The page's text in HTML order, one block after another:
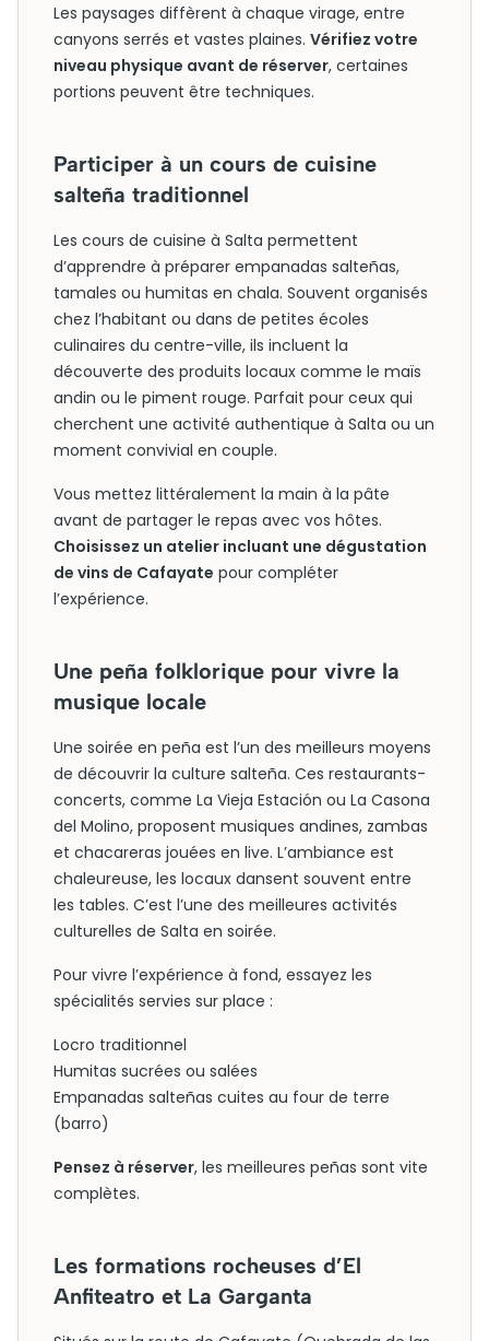
Les paysages diffèrent à chaque virage, entre
canyons serrés et vastes plaines. Vérifiez votre
niveau physique avant de réserver, certaines
portions peuvent être techniques.
Participer à un cours de cuisine
salteña traditionnel
Les cours de cuisine à Salta permettent
d’apprendre à préparer empanadas salteñas,
tamales ou humitas en chala. Souvent organisés
chez l’habitant ou dans de petites écoles
culinaires du centre-ville, ils incluent la
découverte des produits locaux comme le maïs
andin ou le piment rouge. Parfait pour ceux qui
cherchent une activité authentique à Salta ou un
moment convivial en couple.
Vous mettez littéralement la main à la pâte
avant de partager le repas avec vos hôtes.
Choisissez un atelier incluant une dégustation
de vins de Cafayate pour compléter
l’expérience.
Une peña folklorique pour vivre la
musique locale
Une soirée en peña est l’un des meilleurs moyens
de découvrir la culture salteña. Ces restaurants-
concerts, comme La Vieja Estación ou La Casona
del Molino, proposent musiques andines, zambas
et chacareras jouées en live. L’ambiance est
chaleureuse, les locaux dansent souvent entre
les tables. C’est l’une des meilleures activités
culturelles de Salta en soirée.
Pour vivre l’expérience à fond, essayez les
spécialités servies sur place :
Locro traditionnel
Humitas sucrées ou salées
Empanadas salteñas cuites au four de terre
(barro)
Pensez à réserver, les meilleures peñas sont vite
complètes.
Les formations rocheuses d’El
Anfiteatro et La Garganta